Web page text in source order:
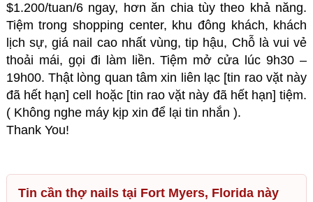
$1.200/tuan/6 ngay, hơn ăn chia tùy theo khả năng.
Tiệm trong shopping center, khu đông khách, khách
lịch sự, giá nail cao nhất vùng, tip hậu, Chỗ là vui vẻ
thoải mái, gọi đi làm liền. Tiệm mở cửa lúc 9h30 –
19h00. Thật lòng quan tâm xin liên lạc [tin rao vặt này
đã hết hạn] cell hoặc [tin rao vặt này đã hết hạn] tiệm.
( Không nghe máy kịp xin để lại tin nhắn ).
Thank You!
Tin cần thợ nails tại Fort Myers, Florida này